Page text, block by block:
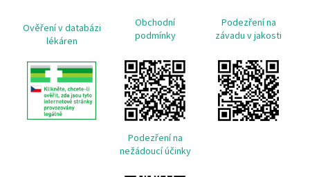
Ověření v databázi
lékáren
Obchodní
podmínky
Podezření na
závadu v jakosti
Podezření na
nežádoucí účinky